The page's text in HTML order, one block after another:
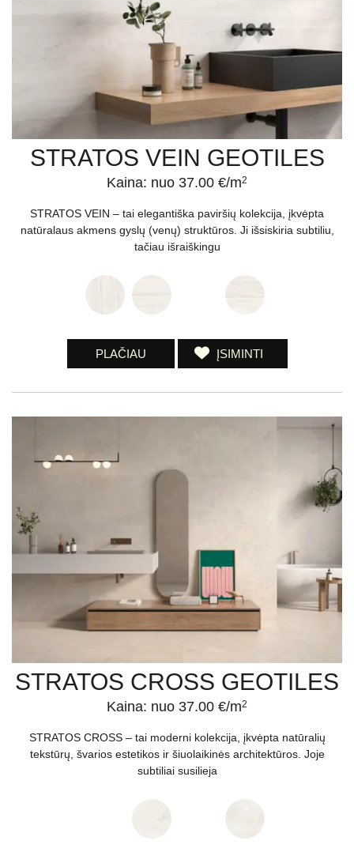
STRATOS VEIN GEOTILES
Kaina: nuo 37.00 €/m2
STRATOS VEIN – tai elegantiška paviršių kolekcija, įkvėpta
natūralaus akmens gyslų (venų) struktūros. Ji išsiskiria subtiliu,
tačiau išraiškingu
PLAČIAU ĮSIMINTI
STRATOS CROSS GEOTILES
Kaina: nuo 37.00 €/m2
STRATOS CROSS – tai moderni kolekcija, įkvėpta natūralių
tekstūrų, švarios estetikos ir šiuolaikinės architektūros. Joje
subtiliai susilieja